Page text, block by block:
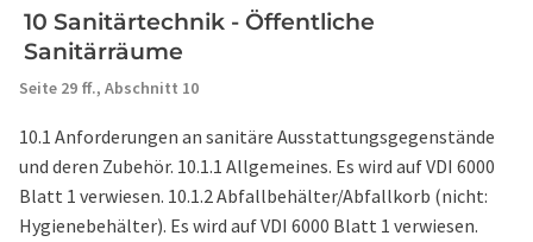
10 Sanitärtechnik - Öffentliche
Sanitärräume
Seite 29 ff., Abschnitt 10
10.1 Anforderungen an sanitäre Ausstattungsgegenstände
und deren Zubehör. 10.1.1 Allgemeines. Es wird auf VDI 6000
Blatt 1 verwiesen. 10.1.2 Abfallbehälter/Abfallkorb (nicht:
Hygienebehälter). Es wird auf VDI 6000 Blatt 1 verwiesen.